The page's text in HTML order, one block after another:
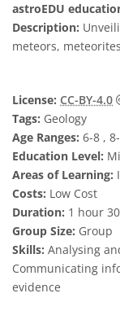
astroEDU
Description:
meteors,
License: CC-BY-4.0
Tags: Geology
Age Ranges: 6-8 ,
Education Level:
Areas of Learning:
Costs: Low Cost
Duration: 1 hour
Group Size: Group
Skills: Analysing
Communicating
evidence